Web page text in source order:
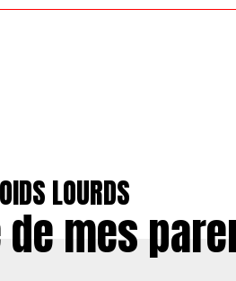
LOURDS
de mes